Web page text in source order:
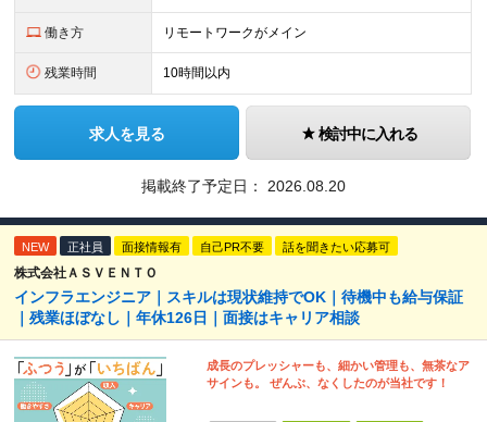
働き方 リモートワークがメイン
残業時間 10時間以内
求人を見る 検討中に入れる
掲載終了予定日： 2026.08.20
NEW 正社員 面接情報有 自己PR不要 話を聞きたい応募可
株式会社ＡＳＶＥＮＴＯ
インフラエンジニア｜スキルは現状維持でOK｜待機中も給与保証
｜残業ほぼなし｜年休126日｜面接はキャリア相談
成長のプレッシャーも、細かい管理も、無茶なア
サインも。 ぜんぶ、なくしたのが当社です！